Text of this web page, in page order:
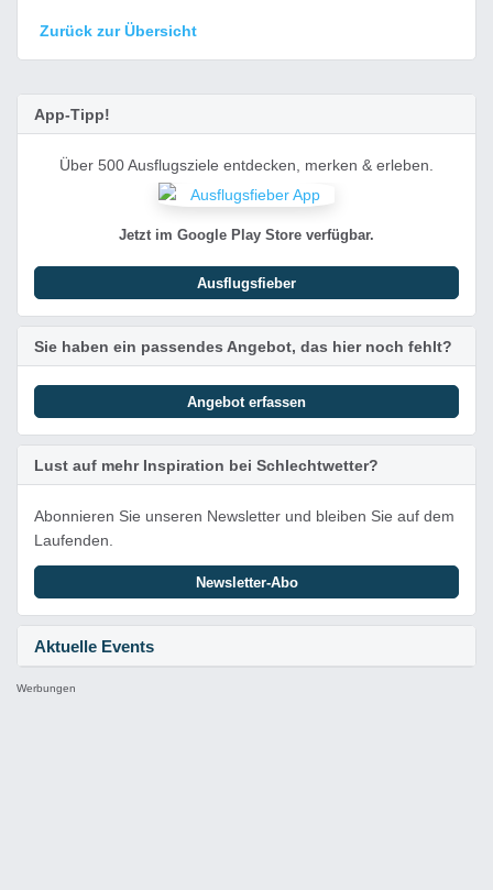
Zurück zur Übersicht
Aktuelle Events
App-Tipp!
Über 500 Ausflugsziele entdecken, merken & erleben.
Jetzt im Google Play Store verfügbar.
Ausflugsfieber
Sie haben ein passendes Angebot, das hier noch fehlt?
Angebot erfassen
Lust auf mehr Inspiration bei Schlechtwetter?
Abonnieren Sie unseren Newsletter und bleiben Sie auf dem
Laufenden.
Newsletter-Abo
Werbungen